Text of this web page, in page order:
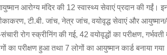
आरोग्य मंदिर की 12 स्वास्थ्य सेवाएं प्रदान की गईं।
टी.बी. जांच, नेत्र जांच, वयोवृद्ध सेवाएं और
रोग स्क्रीनिंग की गई, 42 वयोवृद्धों का परीक्षण,
परीक्षण हुआ तथा 7 लोगों का आयुष्मान कार्ड बनाया